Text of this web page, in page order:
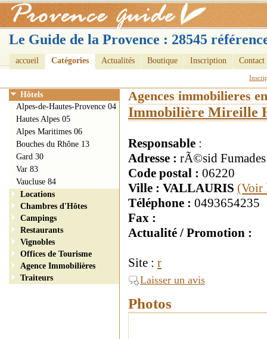
Le Guide de la Provence : 28545
accueil Catégories Actualités Boutique Inscription Contact
Agences immobilieres
Immobilière Mireille
Responsable :
Adresse : rÃ©sid
Code postal : 06220
Ville : VALLAURIS (Voir
Téléphone : 0493654235
Fax :
Actualité / Promotion :
Site : r
Laisser un avis
Photos
Hôtels
Alpes-de-Hautes-Provence 04
Hautes Alpes 05
Alpes Maritimes 06
Bouches du Rhône 13
Gard 30
Var 83
Vaucluse 84
Locations
Chambres d'Hôtes
Campings
Restaurants
Vignobles
Offices de Tourisme
Agence Immobilières
Traiteurs